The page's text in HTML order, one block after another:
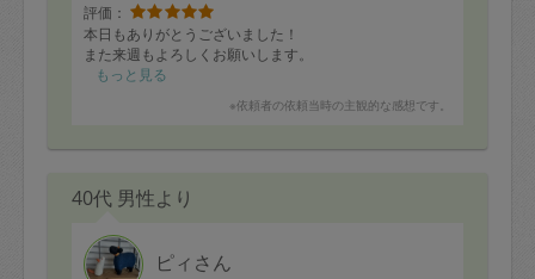
評価：
本日もありがとうございました！
また来週もよろしくお願いします。
もっと見る
※依頼者の依頼当時の主観的な感想です。
40代 男性より
ピィさん